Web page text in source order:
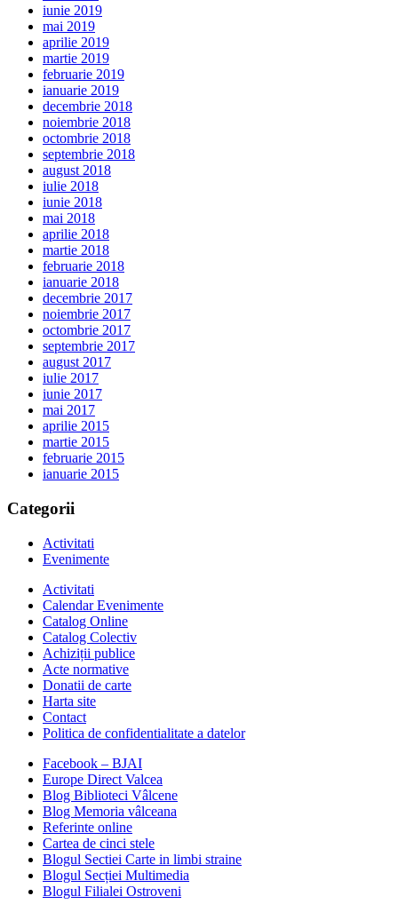
iunie 2019
mai 2019
aprilie 2019
martie 2019
februarie 2019
ianuarie 2019
decembrie 2018
noiembrie 2018
octombrie 2018
septembrie 2018
august 2018
iulie 2018
iunie 2018
mai 2018
aprilie 2018
martie 2018
februarie 2018
ianuarie 2018
decembrie 2017
noiembrie 2017
octombrie 2017
septembrie 2017
august 2017
iulie 2017
iunie 2017
mai 2017
aprilie 2015
martie 2015
februarie 2015
ianuarie 2015
Categorii
Activitati
Evenimente
Activitati
Calendar Evenimente
Catalog Online
Catalog Colectiv
Achiziții publice
Acte normative
Donatii de carte
Harta site
Contact
Politica de confidentialitate a datelor
Facebook – BJAI
Europe Direct Valcea
Blog Biblioteci Vâlcene
Blog Memoria vâlceana
Referinte online
Cartea de cinci stele
Blogul Sectiei Carte in limbi straine
Blogul Secției Multimedia
Blogul Filialei Ostroveni